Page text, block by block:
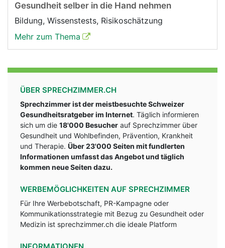
Gesundheit selber in die Hand nehmen
Bildung, Wissenstests, Risikoschätzung
Mehr zum Thema
ÜBER SPRECHZIMMER.CH
Sprechzimmer ist der meistbesuchte Schweizer
Gesundheitsratgeber im Internet. Täglich informieren
sich um die 18'000 Besucher auf Sprechzimmer über
Gesundheit und Wohlbefinden, Prävention, Krankheit
und Therapie. Über 23'000 Seiten mit fundlerten
Informationen umfasst das Angebot und täglich
kommen neue Seiten dazu.
WERBEMÖGLICHKEITEN AUF SPRECHZIMMER
Für Ihre Werbebotschaft, PR-Kampagne oder
Kommunikationsstrategie mit Bezug zu Gesundheit oder
Medizin ist sprechzimmer.ch die ideale Platform